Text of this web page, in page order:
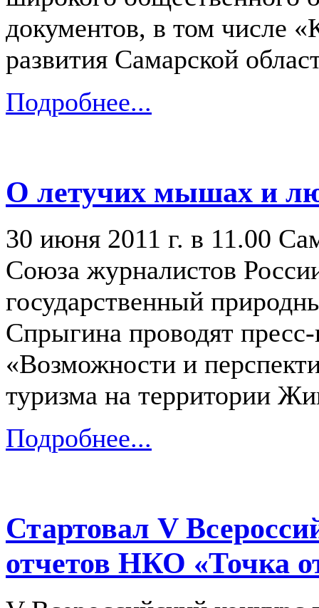
документов, в том числе
развития Самарской
Подробнее...
О летучих мышах и
30 июня 2011 г. в 11.00
Союза журналистов
государственный
Спрыгина проводят
«Возможности и
туризма на территории
Подробнее...
Стартовал V
отчетов НКО «Точка